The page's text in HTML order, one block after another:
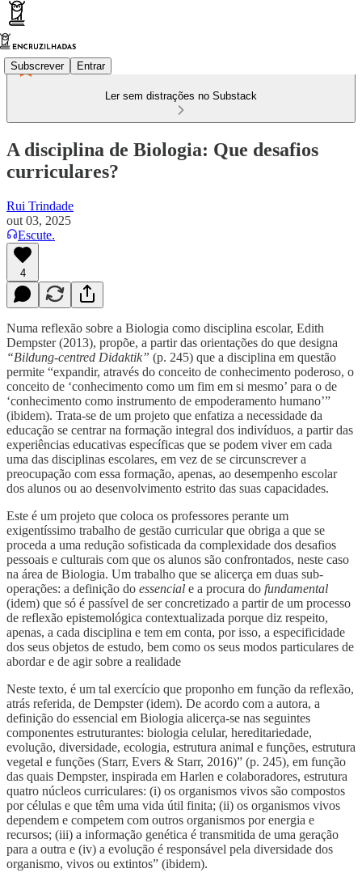
Subscrever Entrar
Ler sem distrações no Substack
A disciplina de Biologia: Que desafios
curriculares?
Rui Trindade
out 03, 2025
Escute.
4
Numa reflexão sobre a Biologia como disciplina escolar, Edith
Dempster (2013), propõe, a partir das orientações do que designa
“Bildung-centred Didaktik” (p. 245) que a disciplina em questão
permite “expandir, através do conceito de conhecimento poderoso, o
conceito de ‘conhecimento como um fim em si mesmo’ para o de
‘conhecimento como instrumento de empoderamento humano’”
(ibidem). Trata-se de um projeto que enfatiza a necessidade da
educação se centrar na formação integral dos indivíduos, a partir das
experiências educativas específicas que se podem viver em cada
uma das disciplinas escolares, em vez de se circunscrever a
preocupação com essa formação, apenas, ao desempenho escolar
dos alunos ou ao desenvolvimento estrito das suas capacidades.
Este é um projeto que coloca os professores perante um
exigentíssimo trabalho de gestão curricular que obriga a que se
proceda a uma redução sofisticada da complexidade dos desafios
pessoais e culturais com que os alunos são confrontados, neste caso
na área de Biologia. Um trabalho que se alicerça em duas sub-
operações: a definição do essencial e a procura do fundamental
(idem) que só é passível de ser concretizado a partir de um processo
de reflexão epistemológica contextualizada porque diz respeito,
apenas, a cada disciplina e tem em conta, por isso, a especificidade
dos seus objetos de estudo, bem como os seus modos particulares de
abordar e de agir sobre a realidade
Neste texto, é um tal exercício que proponho em função da reflexão,
atrás referida, de Dempster (idem). De acordo com a autora, a
definição do essencial em Biologia alicerça-se nas seguintes
componentes estruturantes: biologia celular, hereditariedade,
evolução, diversidade, ecologia, estrutura animal e funções, estrutura
vegetal e funções (Starr, Evers & Starr, 2016)” (p. 245), em função
das quais Dempster, inspirada em Harlen e colaboradores, estrutura
quatro núcleos curriculares: (i) os organismos vivos são compostos
por células e que têm uma vida útil finita; (ii) os organismos vivos
dependem e competem com outros organismos por energia e
recursos; (iii) a informação genética é transmitida de uma geração
para a outra e (iv) a evolução é responsável pela diversidade dos
organismo, vivos ou extintos” (ibidem).